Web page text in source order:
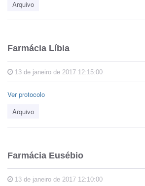
Arquivo
Farmácia Líbia
13 de janeiro de 2017 12:15:00
Ver protocolo
Arquivo
Farmácia Eusébio
13 de janeiro de 2017 12:10:00